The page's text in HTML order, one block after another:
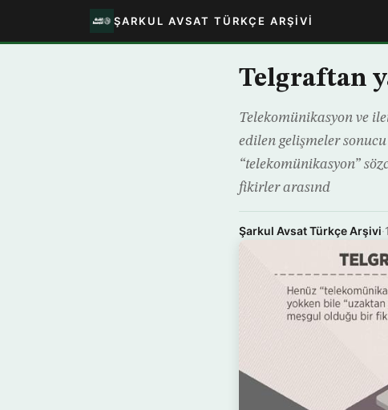
ŞARKUL AVSAT TÜRKÇE ARŞIVI
Telgraftan
Telekomünikasyon ve
edilen gelişmeler
“telekomünikasyon”
fikirler arasınd
Şarkul Avsat Türkçe Arşivi·